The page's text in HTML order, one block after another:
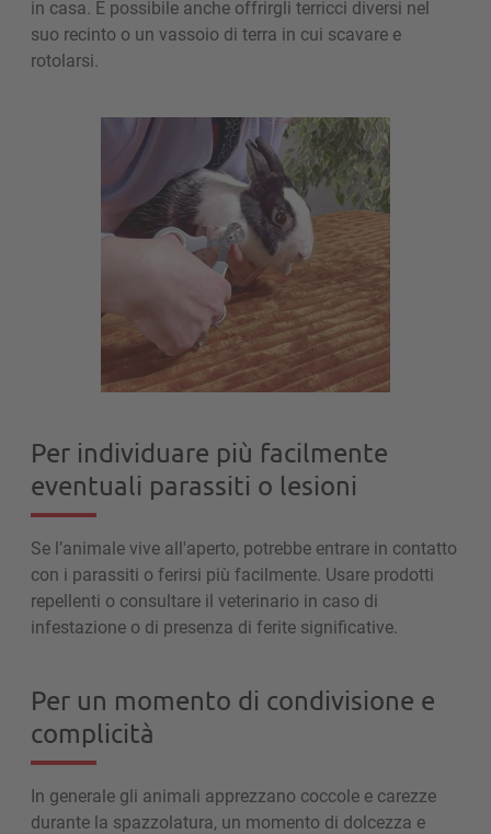
in casa. È possibile anche offrirgli terricci diversi nel
suo recinto o un vassoio di terra in cui scavare e
rotolarsi.
Per individuare più facilmente
eventuali parassiti o lesioni
Se l’animale vive all'aperto, potrebbe entrare in contatto
con i parassiti o ferirsi più facilmente. Usare prodotti
repellenti o consultare il veterinario in caso di
infestazione o di presenza di ferite significative.
Per un momento di condivisione e
complicità
In generale gli animali apprezzano coccole e carezze
durante la spazzolatura, un momento di dolcezza e